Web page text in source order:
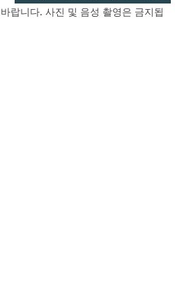
랍니다. 사진 및 음성 촬영은 금지됩